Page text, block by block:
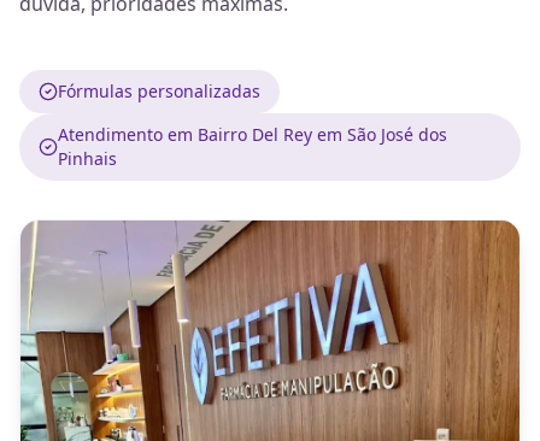
Fórmulas personalizadas
Atendimento em Bairro Del Rey em São José dos
Pinhais